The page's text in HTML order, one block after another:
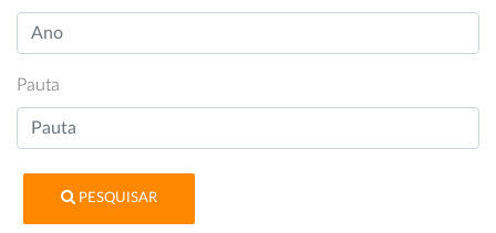
Pauta
PESQUISAR